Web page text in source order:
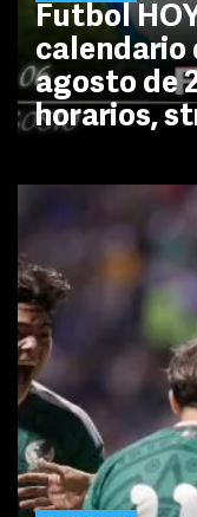
Futbol
calendario
agosto de
horarios,